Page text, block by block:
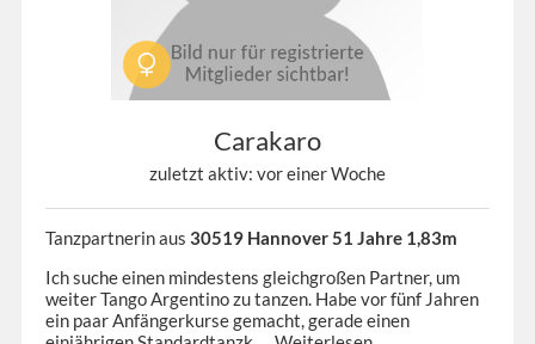
Carakaro
zuletzt aktiv: vor einer Woche
Tanzpartnerin aus 30519 Hannover 51 Jahre 1,83m
Ich suche einen mindestens gleichgroßen Partner, um
weiter Tango Argentino zu tanzen. Habe vor fünf Jahren
ein paar Anfängerkurse gemacht, gerade einen